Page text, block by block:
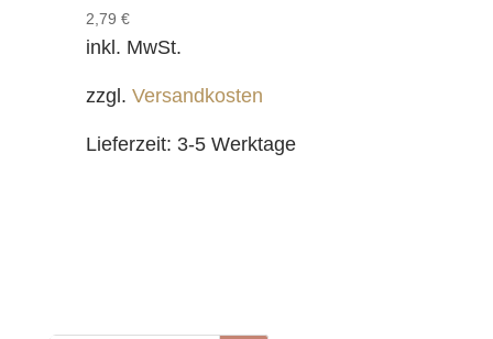
2,79 €
inkl. MwSt.
zzgl. Versandkosten
Lieferzeit: 3-5 Werktage